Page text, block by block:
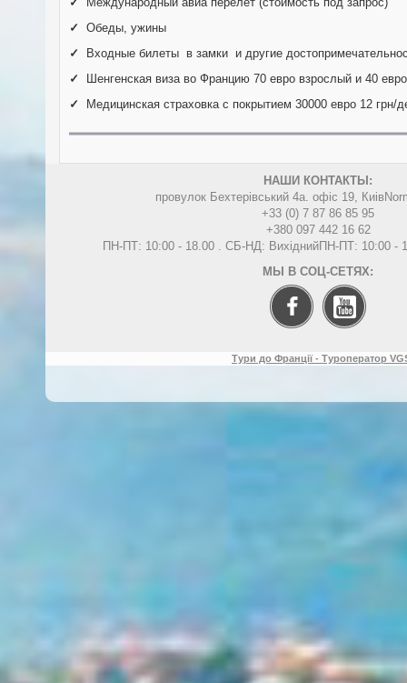
✓
Обеды, ужины
✓
Входные билеты в замки и другие
✓
Шенгенская виза во Францию 70 евро взрослый и 40
✓
Медицинская страховка с покрытием 30000 евро 12 грн/
НАШИ КОНТАКТЫ:
провулок Бехтерівський 4а. офіс 19, Киів
+33 (0) 7 87 86 85 95
+380 097 442 16 62
ПН-ПТ: 10:00 - 18.00 . СБ-НД: ВихіднийПН-ПТ: 10:00 -
МЫ В СОЦ-СЕТЯХ:
Тури до Франції - Туроператор